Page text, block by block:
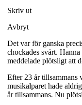
Skriv ut
Avbryt
Det var för ganska
chockades svårt.
meddelade plötsligt att
Efter 23 år tillsammans
musikalparet hade
år tillsammans. Nu